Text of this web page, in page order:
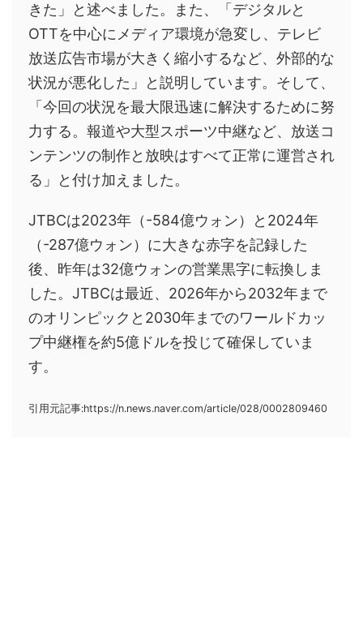
きた」と述べました。また、「デジタルと
OTTを中心にメディア環境が急変し、テレビ
放送広告市場が大きく縮小するなど、外部的な
状況が悪化した」と説明しています。そして、
「今回の状況を最大限迅速に解決するために努
力する。報道や大型スポーツ中継など、放送コ
ンテンツの制作と放映はすべて正常に運営され
る」と付け加えました。
JTBCは2023年（-584億ウォン）と2024年
（-287億ウォン）に大きな赤字を記録した
後、昨年は32億ウォンの営業黒字に転換しま
した。JTBCは最近、2026年から2032年まで
のオリンピックと2030年までのワールドカッ
プ中継権を約5億ドルを投じて確保していま
す。
引用元記事:https://n.news.naver.com/article/028/0002809460